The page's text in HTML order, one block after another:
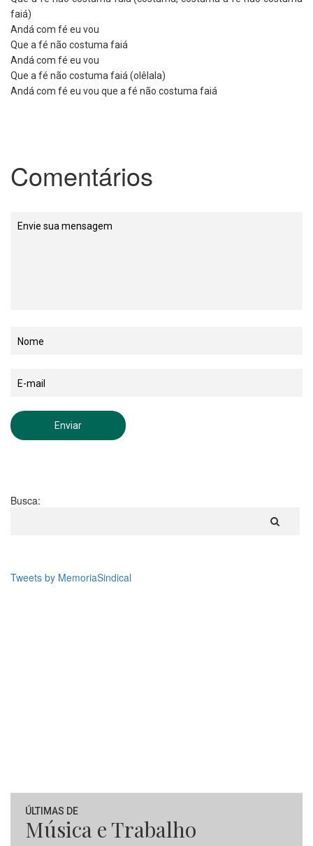
faiá)
Andá com fé eu vou
Que a fé não costuma faiá
Andá com fé eu vou
Que a fé não costuma faiá (olêlala)
Andá com fé eu vou que a fé não costuma faiá
Comentários
Busca:
Tweets by MemoriaSindical
ÚLTIMAS DE
Música e Trabalho